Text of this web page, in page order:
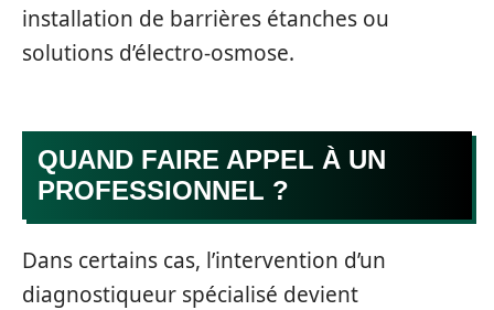
installation de barrières étanches ou
solutions d’électro-osmose.
QUAND FAIRE APPEL À UN
PROFESSIONNEL ?
Dans certains cas, l’intervention d’un
diagnostiqueur spécialisé devient